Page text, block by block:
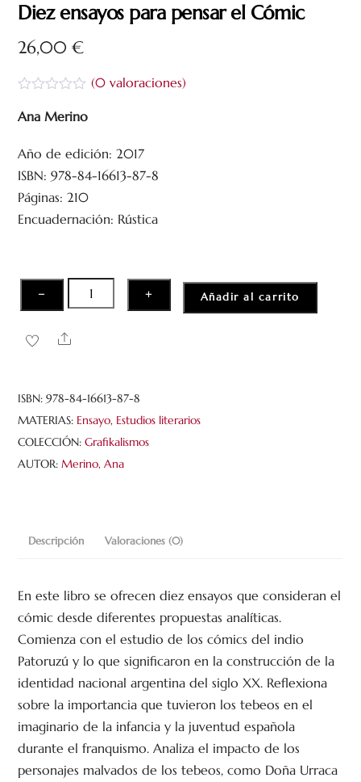
Diez ensayos para pensar el Cómic
26,00€
a
r
d
o
c
o
5
(0valoraciones)
Ana Merino
Año de edición: 2017
ISBN: 978-84-16613-87-8
Páginas: 210
Encuadernación: Rústica
−
Diez
ensayos
para
Cómic
cantidad
+ Añadir al carrito
Share
ISBN:978-84-16613-87-8
MATERIAS: Ensayo, Estudios literarios
COLECCIÓN:Grafikalismos
AUTOR:Merino, Ana
Descripción Valoraciones (0)
En este libro se ofrecen diez ensayos que consideran el
cómic desde diferentes propuestas analíticas.
Comienza con el estudio de los cómics del indio
Patoruzú y lo que significaron en la construcción de la
identidad nacional argentina del siglo XX. Reflexiona
sobre la importancia que tuvieron los tebeos en el
imaginario de la infancia y la juventud española
durante el franquismo. Analiza el impacto de los
personajes malvados de los tebeos, como Doña Urraca